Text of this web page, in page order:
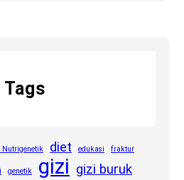
Tags
diet edukasi fraktur
genetik gizi gizi buruk